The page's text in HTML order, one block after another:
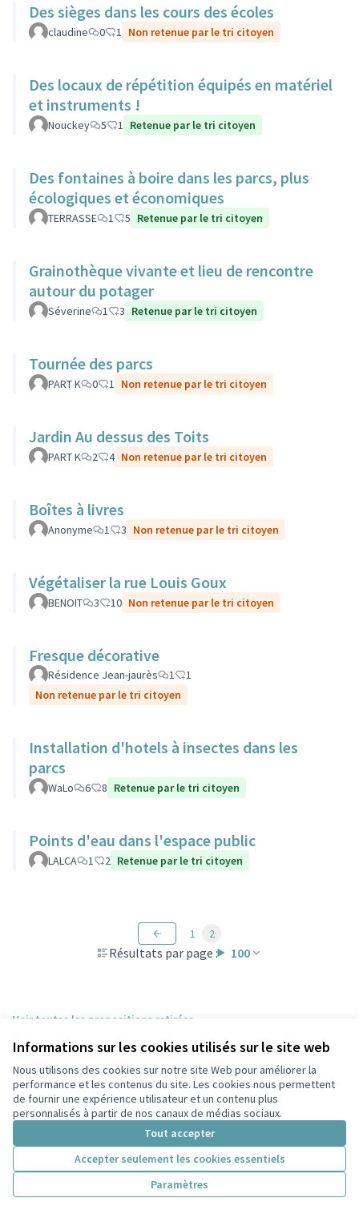
Informations sur les cookies utilisés sur le site web
Nous utilisons des cookies sur notre site Web pour améliorer la
performance et les contenus du site. Les cookies nous permettent
de fournir une expérience utilisateur et un contenu plus
personnalisés à partir de nos canaux de médias sociaux.
Tout accepter
Accepter seulement les cookies essentiels
Paramètres
Des sièges dans les cours des écoles
claudine 0 1 Non retenue par le tri citoyen
Des locaux de répétition équipés en matériel
et instruments !
Nouckey 5 1 Retenue par le tri citoyen
Des fontaines à boire dans les parcs, plus
écologiques et économiques
TERRASSE 1 5 Retenue par le tri citoyen
Grainothèque vivante et lieu de rencontre
autour du potager
Séverine 1 3 Retenue par le tri citoyen
Tournée des parcs
PART K 0 1 Non retenue par le tri citoyen
Jardin Au dessus des Toits
PART K 2 4 Non retenue par le tri citoyen
Boîtes à livres
Anonyme 1 3 Non retenue par le tri citoyen
Végétaliser la rue Louis Goux
BENOIT 3 10 Non retenue par le tri citoyen
Fresque décorative
Résidence Jean-jaurès 1
1
Non retenue par le tri citoyen
Installation d'hotels à insectes dans les
parcs
WaLo 6 8 Retenue par le tri citoyen
Points d'eau dans l'espace public
LALCA 1 2 Retenue par le tri citoyen
Résultats par page : 100
1 2
Voir toutes les propositions retirées
Conditions d'utilisation
Paramètres des cookies
Participez Villeurbanne sur X
(Lien externe)
Participez Villeurbanne sur Facebook
Participez Villeurbanne sur Instagram
Participez Villeurbanne sur YouTube
(Lien externe)
Site réalisé grâce aulogiciel libre Decidim .
Licence
(Lien